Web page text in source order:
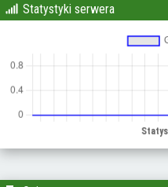
Statystyki serwera